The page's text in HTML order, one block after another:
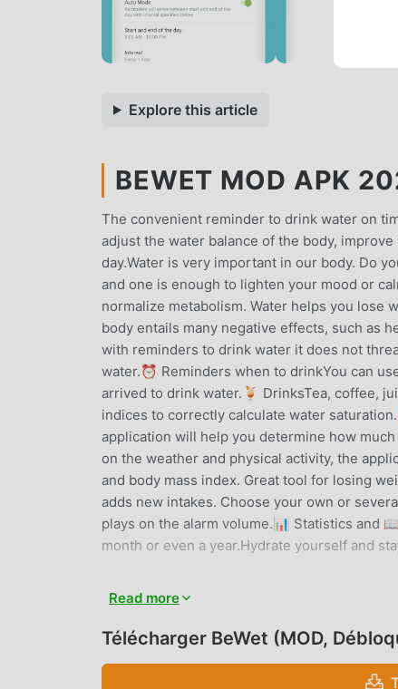
Explore this article
BEWET MOD APK
The convenient reminder to drink water on
adjust the water balance of the body,
day.Water is very important in our body. Do
and one is enough to lighten your mood or
normalize metabolism. Water helps you lose
body entails many negative effects, such as
with reminders to drink water it does not
water.⏰ Reminders when to drinkYou can
arrived to drink water.🍹 DrinksTea, coffee,
indices to correctly calculate water
application will help you determine how
on the weather and physical activity, the
and body mass index. Great tool for losing
adds new intakes. Choose your own or
plays on the alarm volume.📊 Statistics and
month or even a year.Hydrate yourself and
BEWET INTRODUCTION
aiment health partout dans le monde. Si
choix. moddroid vous fournit non seulement
Read more
Télécharger BeWet (MOD,